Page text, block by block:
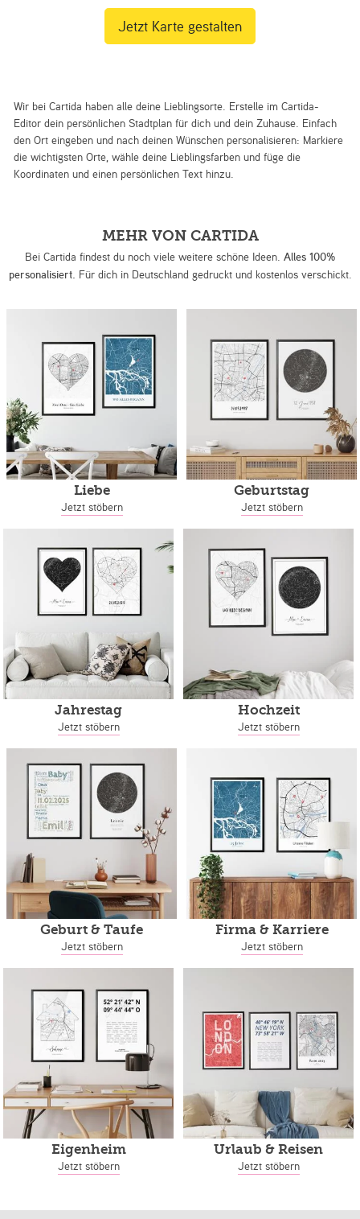
Wir bei Cartida haben alle deine Lieblingsorte. Erstelle im Cartida-
Editor dein persönlichen Stadtplan für dich und dein Zuhause. Einfach
den Ort eingeben und nach deinen Wünschen personalisieren: Markiere
die wichtigsten Orte, wähle deine Lieblingsfarben und füge die
Koordinaten und einen persönlichen Text hinzu.
Jetzt Karte gestalten
MEHR VON CARTIDA
Bei Cartida findest du noch viele weitere schöne Ideen. Alles 100%
personalisiert. Für dich in Deutschland gedruckt und kostenlos verschickt.
Liebe
Jetzt stöbern
Geburtstag
Jetzt stöbern
Jahrestag
Jetzt stöbern
Hochzeit
Jetzt stöbern
Geburt & Taufe
Jetzt stöbern
Firma & Karriere
Jetzt stöbern
Eigenheim
Jetzt stöbern
Urlaub & Reisen
Jetzt stöbern